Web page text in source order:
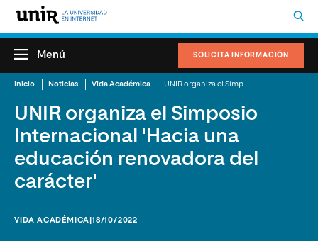
SOLICITA INFORMACIÓN
Menú
Inicio Noticias Vida Académica
UNIR organiza el Simposio
Internacional 'Hacia una
educación renovadora del
carácter'
VIDA ACADÉMICA |18/10/2022